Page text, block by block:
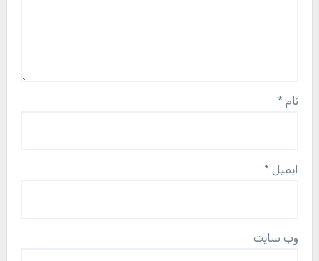
نام *
ایمیل *
وب‌ سایت